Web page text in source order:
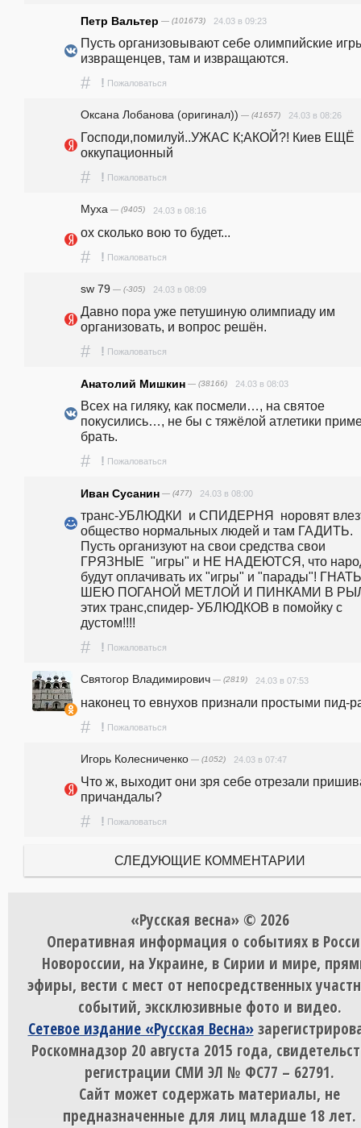
Петр Вальтер — (101673) 24.03 в 09:23
Пусть организовывают себе олимпийские
извращенцев, там и извращаются.
# ! Пожаловаться
Оксана Лобанова (оригинал)) — (41657) 24.03 в 08:26
Господи,помилуй..УЖАС К;АКОЙ?! Киев ЕЩЁ
оккупационный
# ! Пожаловаться
Муха — (9405) 24.03 в 08:16
ох сколько вою то будет...
# ! Пожаловаться
sw 79 — (-305) 24.03 в 08:09
Давно пора уже петушиную олимпиаду им
организовать, и вопрос решён.
# ! Пожаловаться
Анатолий Мишкин — (38166) 24.03 в 08:03
Всех на гиляку, как посмели…, на святое
покусились…, не бы с тяжёлой атлетики
брать.
# ! Пожаловаться
Иван Сусанин — (477) 24.03 в 08:00
транс-УБЛЮДКИ  и СПИДЕРНЯ  норовят
общество нормальных людей и там ГАДИТЬ.
Пусть организуют на свои средства свои
ГРЯЗНЫЕ  "игры" и НЕ НАДЕЮТСЯ, что
будут оплачивать их "игры" и "парады"!
ШЕЮ ПОГАНОЙ МЕТЛОЙ И ПИНКАМИ В
этих транс,спидер- УБЛЮДКОВ в помойку с
дустом!!!!
# ! Пожаловаться
Святогор Владимирович — (2819) 24.03 в 07:53
наконец то евнухов признали простыми пид-
# ! Пожаловаться
Игорь Колесниченко — (1052) 24.03 в 07:47
Что ж, выходит они зря себе отрезали
причандалы?
# ! Пожаловаться
СЛЕДУЮЩИЕ КОММЕНТАРИИ
«Русская весна» © 2026
Оперативная информация о событиях в
Новороссии, на Украине, в Сирии и мире,
эфиры, вести с мест от непосредственных
событий, эксклюзивные фото и видео.
Сетевое издание «Русская Весна»
Роскомнадзор 20 августа 2015 года,
регистрации СМИ ЭЛ № ФС77 – 62791.
Сайт может содержать материалы, не
предназначенные для лиц младше 18 лет.